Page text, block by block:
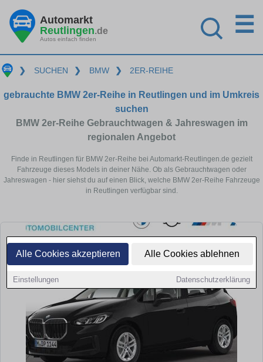
Alle Cookies akzeptieren Alle Cookies ablehnen
Einstellungen Datenschutzerklärung
Automarkt
Reutlingen.de
Autos einfach finden
☰
❯ SUCHEN ❯ BMW ❯ 2ER-REIHE
gebrauchte BMW 2er-Reihe in Reutlingen und im Umkreis
suchen
BMW 2er-Reihe Gebrauchtwagen & Jahreswagen im
regionalen Angebot
Finde in Reutlingen für BMW 2er-Reihe bei Automarkt-Reutlingen.de gezielt
Fahrzeuge dieses Models in deiner Nähe. Ob als Gebrauchtwagen oder
Jahreswagen - hier siehst du auf einen Blick, welche BMW 2er-Reihe Fahrzeuge
in Reutlingen verfügbar sind.